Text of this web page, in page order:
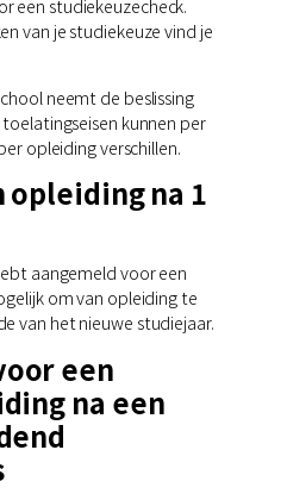
van je studiekeuze vind je
neemt de beslissing
kunnen per
opleiding verschillen.
opleiding na 1
aangemeld voor een
om van opleiding te
van het nieuwe studiejaar.
een
na een